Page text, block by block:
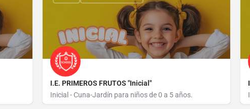
I.E. PRIMEROS FRUTOS "Inicial"
Inicial - Cuna-Jardín para niños de 0 a 5 años.